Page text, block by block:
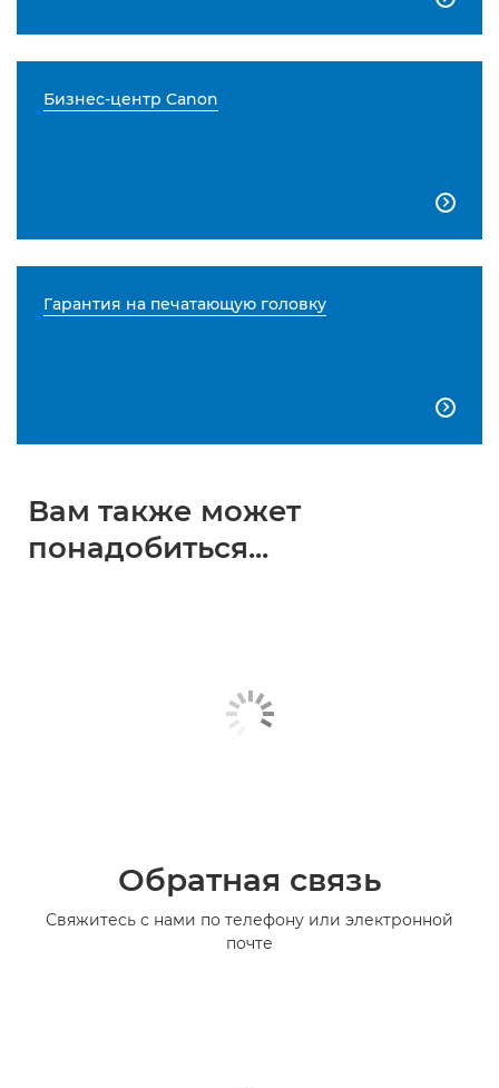
Бизнес-центр Canon

Гарантия на печатающую головку

Вам также может
понадобиться...
Обратная связь
Свяжитесь с нами по телефону или электронной
почте